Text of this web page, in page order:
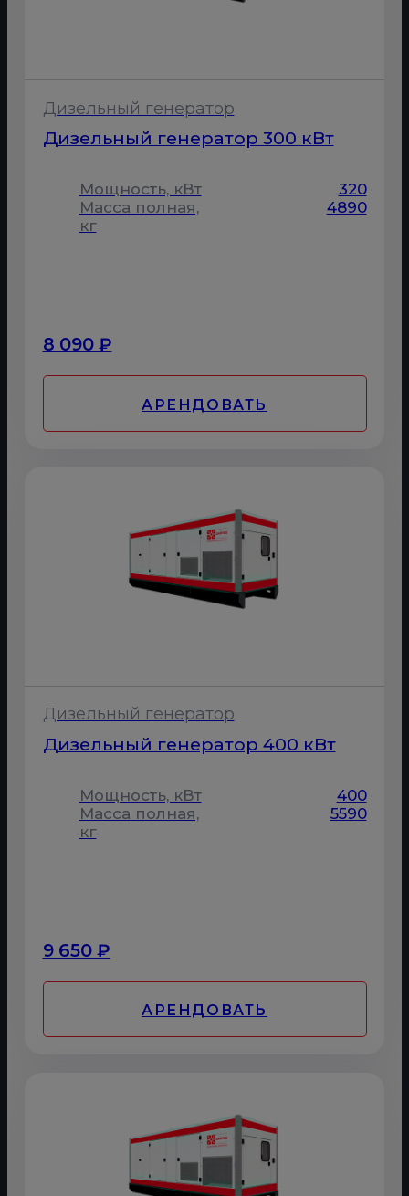
Дизельный генератор
Дизельный генератор 300 кВт
Мощность, кВт
320
Масса полная,
кг
4890
8 090 ₽
АРЕНДОВАТЬ
Дизельный генератор
Дизельный генератор 400 кВт
Мощность, кВт
400
Масса полная,
кг
5590
9 650 ₽
АРЕНДОВАТЬ